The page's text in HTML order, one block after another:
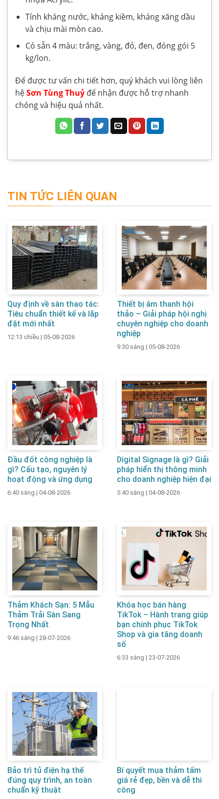
Tính kháng nước, kháng kiềm, kháng xăng dầu
và chịu mài mòn cao.
Có sẵn 4 màu: trắng, vàng, đỏ, đen, đóng gói 5
kg/lon.
Để được tư vấn chi tiết hơn, quý khách vui lòng liên
hệSơn Tùng Thuỷ để nhận được hỗ trợ nhanh
chóng và hiệu quả nhất.
TIN TỨC LIÊN QUAN
Quy định về sàn thao tác:
Tiêu chuẩn thiết kế và lắp
đặt mới nhất
12:13 chiều | 05-08-2026
Thiết bị âm thanh hội
thảo – Giải pháp hội nghị
chuyên nghiệp cho doanh
nghiệp
9:30 sáng | 05-08-2026
Đầu đốt công nghiệp là
gì? Cấu tạo, nguyên lý
hoạt động và ứng dụng
6:40 sáng | 04-08-2026
Digital Signage là gì? Giải
pháp hiển thị thông minh
cho doanh nghiệp hiện đại
5:40 sáng | 04-08-2026
Thảm Khách Sạn: 5 Mẫu
Thảm Trải Sàn Sang
Trọng Nhất
9:46 sáng | 28-07-2026
Khóa học bán hàng
TikTok – Hành trang giúp
bạn chinh phục TikTok
Shop và gia tăng doanh
số
6:33 sáng | 23-07-2026
Bảo trì tủ điện hạ thế
đúng quy trình, an toàn
chuẩn kỹ thuật
Bí quyết mua thảm tấm
giá rẻ đẹp, bền và dễ thi
công